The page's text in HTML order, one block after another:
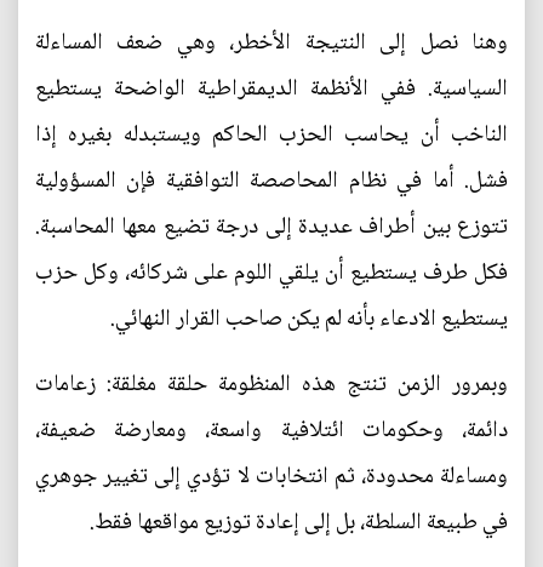
وهنا نصل إلى النتيجة الأخطر، وهي ضعف المساءلة
السياسية. ففي الأنظمة الديمقراطية الواضحة يستطيع
الناخب أن يحاسب الحزب الحاكم ويستبدله بغيره إذا
فشل. أما في نظام المحاصصة التوافقية فإن المسؤولية
تتوزع بين أطراف عديدة إلى درجة تضيع معها المحاسبة.
فكل طرف يستطيع أن يلقي اللوم على شركائه، وكل حزب
يستطيع الادعاء بأنه لم يكن صاحب القرار النهائي.
وبمرور الزمن تنتج هذه المنظومة حلقة مغلقة: زعامات
دائمة، وحكومات ائتلافية واسعة، ومعارضة ضعيفة،
ومساءلة محدودة، ثم انتخابات لا تؤدي إلى تغيير جوهري
في طبيعة السلطة، بل إلى إعادة توزيع مواقعها فقط.